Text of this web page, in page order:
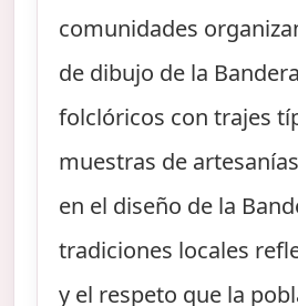
comunidades
de dibujo de la
folclóricos con trajes
muestras de
en el diseño de la
tradiciones locales
y el respeto que la